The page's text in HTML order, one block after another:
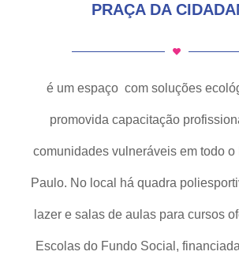
PRAÇA DA
é um espaço com soluções
promovida capacitação
comunidades vulneráveis em todo o
Paulo. No local há quadra
lazer e salas de aulas para cursos
Escolas do Fundo Social,